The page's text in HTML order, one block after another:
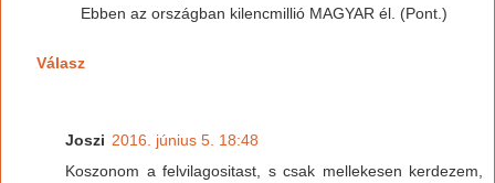
Ebben az országban kilencmillió MAGYAR él. (Pont.)
Válasz
Joszi 2016. június 5. 18:48
Koszonom a felvilagositast, s csak mellekesen kerdezem,